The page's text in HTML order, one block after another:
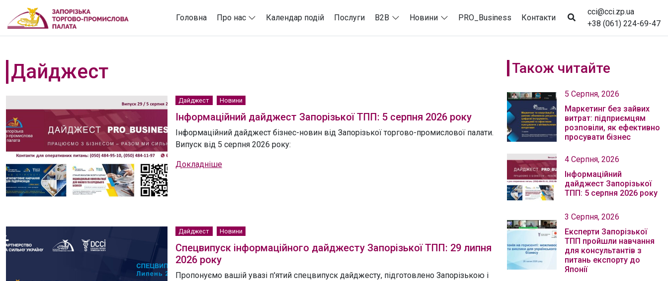
Головна Про нас Календар подій Послуги B2B Новини PRO_Business Контакти
cci@cci.zp.ua
+38 (061) 224-69-47
Дайджест
Дайджест Новини
Інформаційний дайджест Запорізької ТПП: 5 серпня 2026 року
Інформаційний дайджест бізнес-новин від Запорізької торгово-промислової палати.
Випуск від 5 серпня 2026 року:
Докладніше
Дайджест Новини
Спецвипуск інформаційного дайджесту Запорізької ТПП: 29 липня
2026 року
Пропонуємо вашій увазі п'ятий спецвипуск дайджесту, підготовлено Запорізькою і
Також читайте
5 Серпня, 2026
Маркетинг без зайвих
витрат: підприємцям
розповіли, як ефективно
просувати бізнес
4 Серпня, 2026
Інформаційний
дайджест Запорізької
ТПП: 5 серпня 2026 року
3 Серпня, 2026
Експерти Запорізької
ТПП пройшли навчання
для консультантів з
питань експорту до
Японії